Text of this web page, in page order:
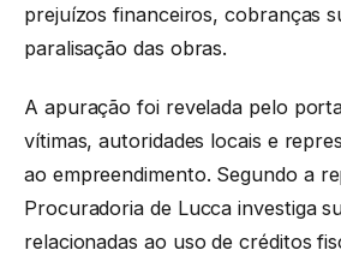
prejuízos financeiros, cobranças
paralisação das obras.
A apuração foi revelada pelo
vítimas, autoridades locais e
ao empreendimento. Segundo a
Procuradoria de Lucca investiga
relacionadas ao uso de créditos